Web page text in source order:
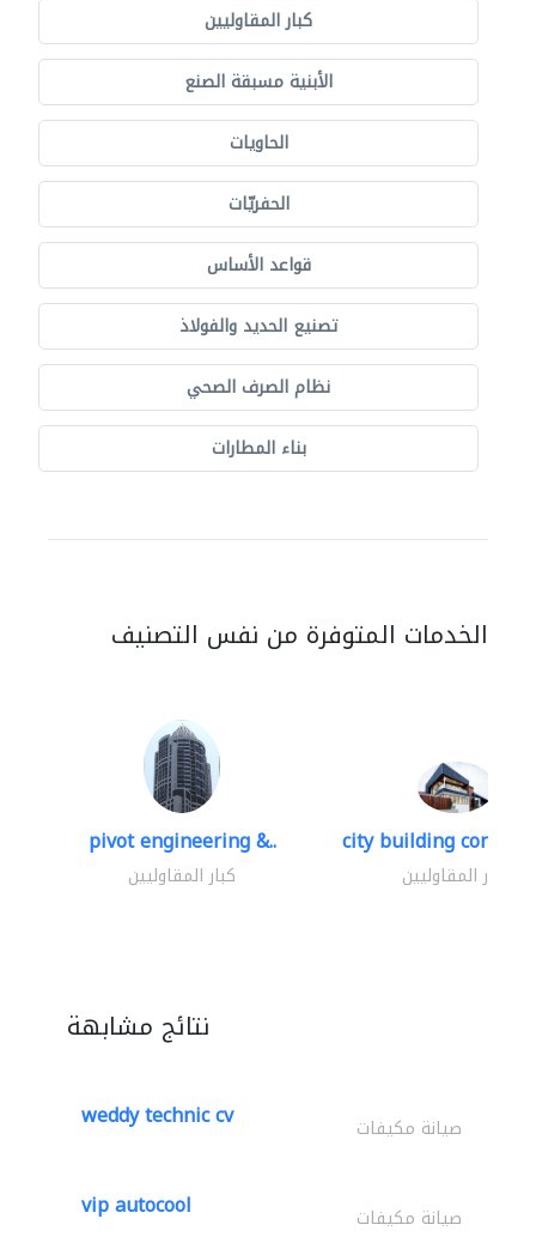
كبار المقاوليين
الأبنية مسبقة الصنع
الحاويات
الحفريّات
قواعد الأساس
تصنيع الحديد والفولاذ
نظام الصرف الصحي
بناء المطارات
الخدمات المتوفرة من نفس التصنيف
pivot engineering &..
كبار المقاوليين
city building
كبار المقاوليين
نتائج مشابهة
weddy technic cv صيانة مكيفات
vip autocool صيانة مكيفات